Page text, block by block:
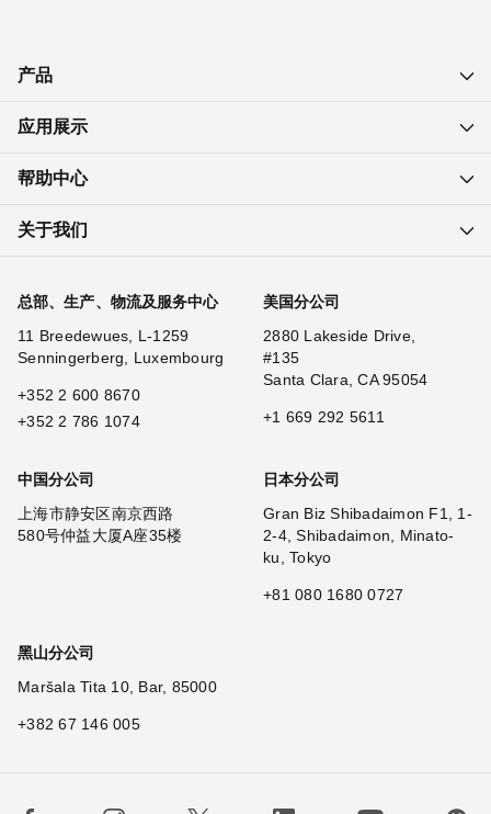
产品
应用展示
帮助中心
关于我们
总部、生产、物流及服务中心
11 Breedewues, L-1259
Senningerberg, Luxembourg
+352 2 600 8670
+352 2 786 1074
美国分公司
2880 Lakeside Drive,
#135
Santa Clara, CA 95054
+1 669 292 5611
中国分公司
上海市静安区南京西路
580号仲益大厦A座35楼
日本分公司
Gran Biz Shibadaimon F1, 1-
2-4, Shibadaimon, Minato-
ku, Tokyo
+81 080 1680 0727
黑山分公司
Maršala Tita 10, Bar, 85000
+382 67 146 005